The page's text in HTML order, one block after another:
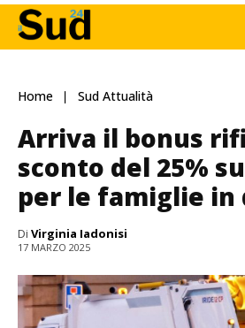
Home Sud Attualità
Arriva il bonus
sconto del 25%
per le famiglie
Di Virginia Iadonisi
17 MARZO 2025